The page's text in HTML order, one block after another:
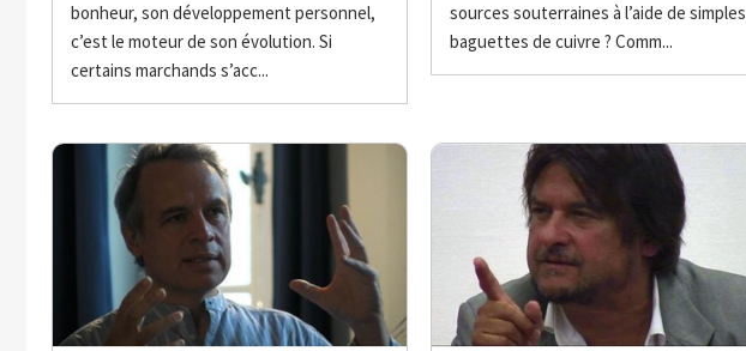
bonheur, son développement personnel,
c’est le moteur de son évolution. Si
certains marchands s’acc...
sources souterraines à l’aide de simples
baguettes de cuivre ? Comm...